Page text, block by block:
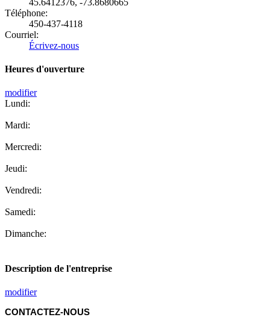
Téléphone:
450-437-4118
Courriel:
Écrivez-nous
Heures d'ouverture
modifier
Lundi:
Mardi:
Mercredi:
Jeudi:
Vendredi:
Samedi:
Dimanche:
Description de l'entreprise
modifier
CONTACTEZ-NOUS